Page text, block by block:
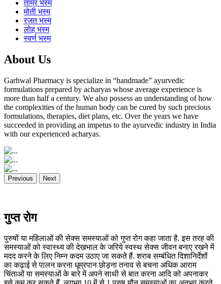
ताम्र भस्म
मोती भस्म
रजत भस्म
लोह भस्म
स्वर्ण भस्म
About Us
Garhwal Pharmacy is specialize in “handmade” ayurvedic
formulations prepared by acharyas whose average experience is
more than half a century. We also possess an understanding of how
the complexities of the human body can be cured by such precious
formulations, therapies, diet plans, etc. Over the years we have
succeeded in providing an impetus to the ayurvedic industry in India
with our experienced acharyas.
Previous Next
गुप्त रोग
पुरुषों या महिलाओं की सेक्स समस्याओं को गुप्त रोग कहा जाता है. इस तरह की
समस्याओं को स्वास्थ्य की देखभाल के जरिये स्वस्थ सेक्स जीवन बनाए रखने में
मदद करने के लिए निम्न कदम उठाए जा सकते हैं. शराब सम्बंधित दिशानिर्देशों
का कढ़ाई से पालन करना धूम्रपान छोड़ना तनाव से बचना अधिक आराम
चिंताओं या समस्याओं के बारे में अपने साथी से बात करना आदि को अपनाकर